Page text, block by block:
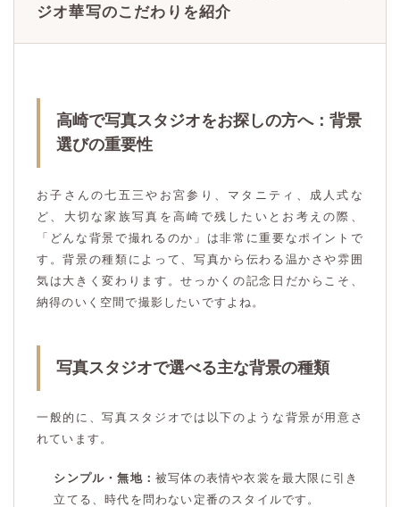
ジオ華写のこだわりを紹介
高崎で写真スタジオをお探しの方へ：背景
選びの重要性
お子さんの七五三やお宮参り、マタニティ、成人式な
ど、大切な家族写真を高崎で残したいとお考えの際、
「どんな背景で撮れるのか」は非常に重要なポイントで
す。背景の種類によって、写真から伝わる温かさや雰囲
気は大きく変わります。せっかくの記念日だからこそ、
納得のいく空間で撮影したいですよね。
写真スタジオで選べる主な背景の種類
一般的に、写真スタジオでは以下のような背景が用意さ
れています。
シンプル・無地：被写体の表情や衣裳を最大限に引き
立てる、時代を問わない定番のスタイルです。